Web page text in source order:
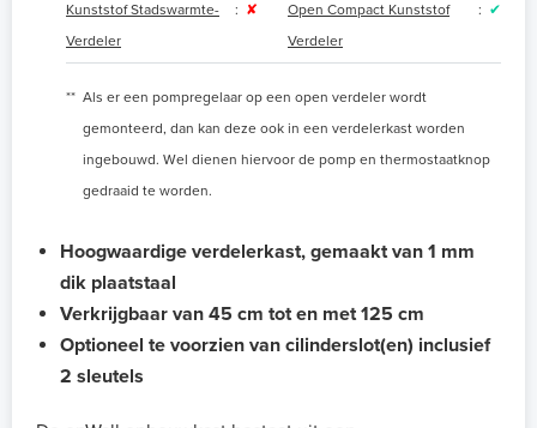
Kunststof Stadswarmte-
Verdeler
: ✘
Open Compact Kunststof
Verdeler
: ✔
** Als er een pompregelaar op een open verdeler wordt
gemonteerd, dan kan deze ook in een verdelerkast worden
ingebouwd. Wel dienen hiervoor de pomp en thermostaatknop
gedraaid te worden.
Hoogwaardige verdelerkast, gemaakt van 1 mm
dik plaatstaal
Verkrijgbaar van 45 cm tot en met 125 cm
Optioneel te voorzien van cilinderslot(en) inclusief
2 sleutels